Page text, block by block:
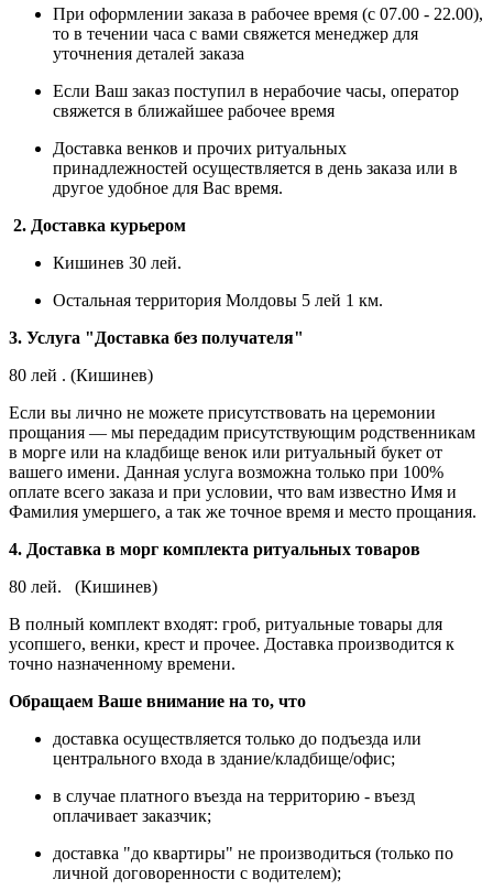
При оформлении заказа в рабочее время (с 07.00 - 22.00),
то в течении часа с вами свяжется менеджер для
уточнения деталей заказа
Если Ваш заказ поступил в нерабочие часы, оператор
свяжется в ближайшее рабочее время
Доставка венков и прочих ритуальных
принадлежностей осуществляется в день заказа или в
другое удобное для Вас время.
2. Доставка курьером
Кишинев 30 лей.
Остальная территория Молдовы 5 лей 1 км.
3. Услуга "Доставка без получателя"
80 лей . (Кишинев)
Если вы лично не можете присутствовать на церемонии
прощания — мы передадим присутствующим родственникам
в морге или на кладбище венок или ритуальный букет от
вашего имени. Данная услуга возможна только при 100%
оплате всего заказа и при условии, что вам известно Имя и
Фамилия умершего, а так же точное время и место прощания.
4. Доставка в морг комплекта ритуальных товаров
80 лей. (Кишинев)
В полный комплект входят: гроб, ритуальные товары для
усопшего, венки, крест и прочее. Доставка производится к
точно назначенному времени.
Обращаем Ваше внимание на то, что
доставка осуществляется только до подъезда или
центрального входа в здание/кладбище/офис;
в случае платного въезда на территорию - въезд
оплачивает заказчик;
доставка "до квартиры" не производиться (только по
личной договоренности с водителем);